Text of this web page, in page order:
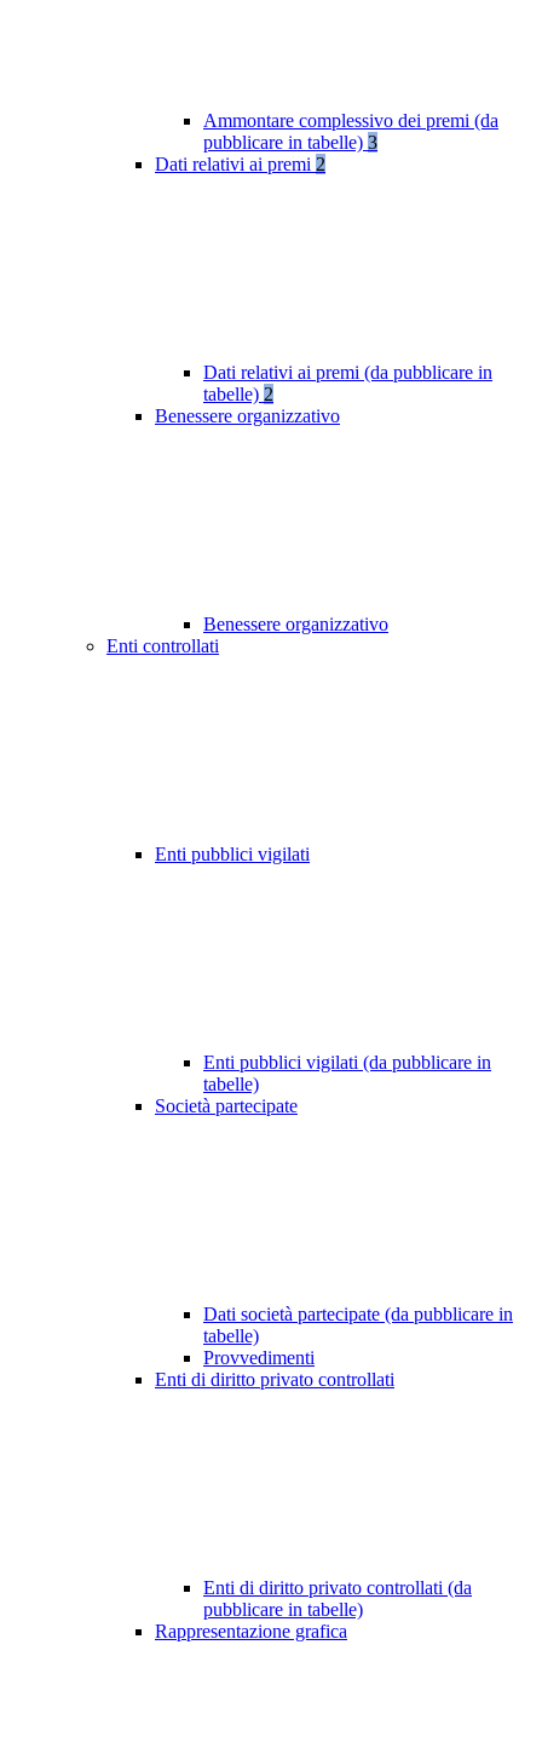
Ammontare complessivo dei premi (da
pubblicare in tabelle) 3
Dati relativi ai premi 2
Dati relativi ai premi (da pubblicare in
tabelle) 2
Benessere organizzativo
Benessere organizzativo
Enti controllati
Enti pubblici vigilati
Enti pubblici vigilati (da pubblicare in
tabelle)
Società partecipate
Dati società partecipate (da pubblicare in
tabelle)
Provvedimenti
Enti di diritto privato controllati
Enti di diritto privato controllati (da
pubblicare in tabelle)
Rappresentazione grafica